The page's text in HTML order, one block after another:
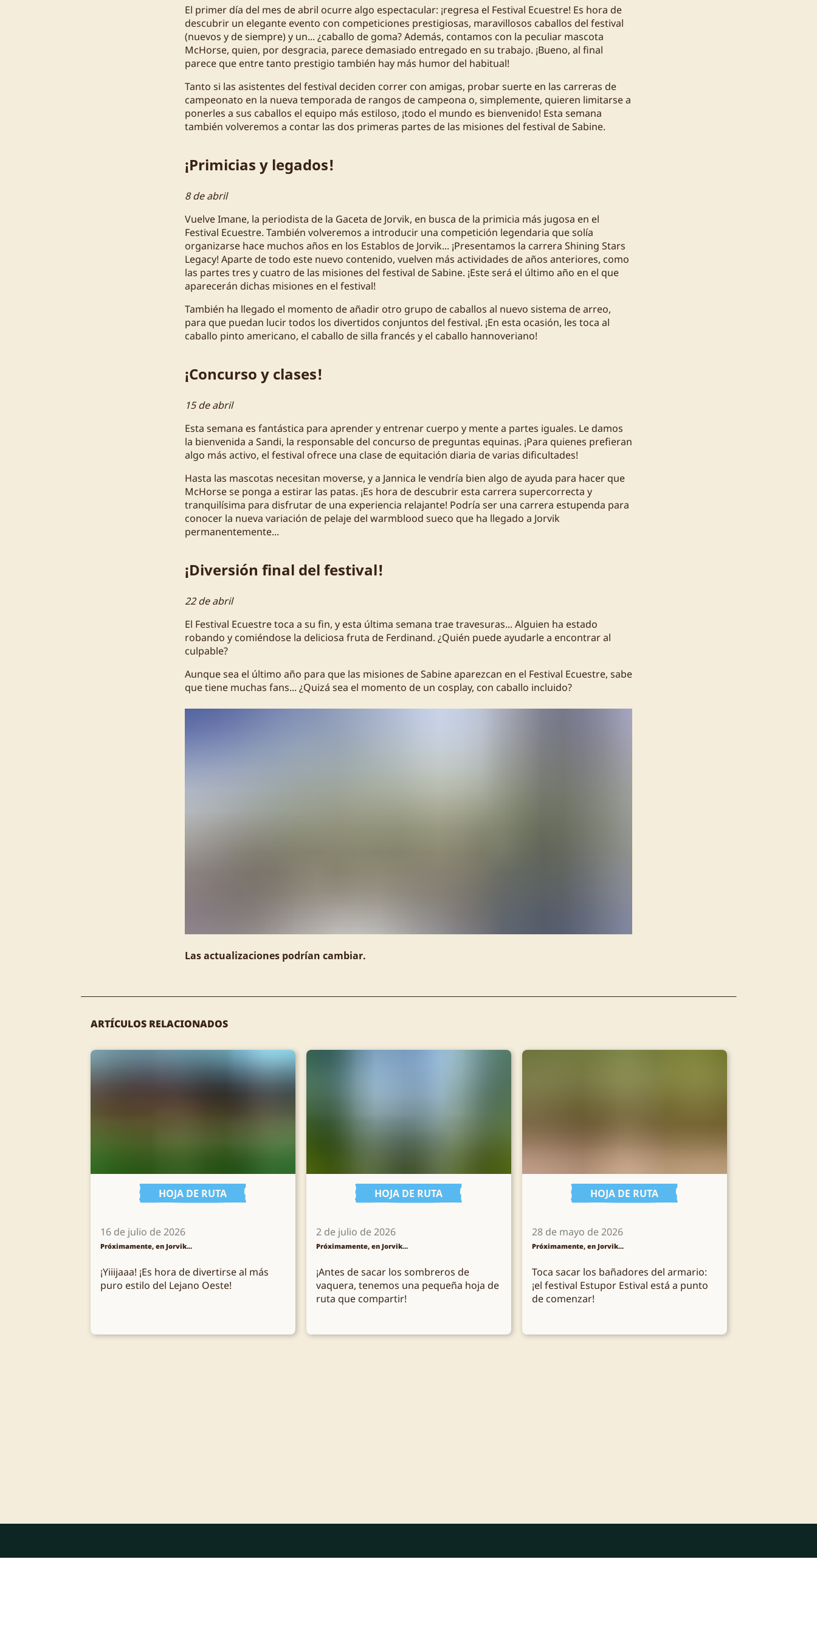
El primer día del mes de abril ocurre algo espectacular: ¡regresa el Festival Ecuestre! Es hora de
descubrir un elegante evento con competiciones prestigiosas, maravillosos caballos del festival
(nuevos y de siempre) y un... ¿caballo de goma? Además, contamos con la peculiar mascota
McHorse, quien, por desgracia, parece demasiado entregado en su trabajo. ¡Bueno, al final
parece que entre tanto prestigio también hay más humor del habitual!
Tanto si las asistentes del festival deciden correr con amigas, probar suerte en las carreras de
campeonato en la nueva temporada de rangos de campeona o, simplemente, quieren limitarse a
ponerles a sus caballos el equipo más estiloso, ¡todo el mundo es bienvenido! Esta semana
también volveremos a contar las dos primeras partes de las misiones del festival de Sabine.
¡Primicias y legados!
8 de abril
Vuelve Imane, la periodista de la Gaceta de Jorvik, en busca de la primicia más jugosa en el
Festival Ecuestre. También volveremos a introducir una competición legendaria que solía
organizarse hace muchos años en los Establos de Jorvik... ¡Presentamos la carrera Shining Stars
Legacy! Aparte de todo este nuevo contenido, vuelven más actividades de años anteriores, como
las partes tres y cuatro de las misiones del festival de Sabine. ¡Este será el último año en el que
aparecerán dichas misiones en el festival!
También ha llegado el momento de añadir otro grupo de caballos al nuevo sistema de arreo,
para que puedan lucir todos los divertidos conjuntos del festival. ¡En esta ocasión, les toca al
caballo pinto americano, el caballo de silla francés y el caballo hannoveriano!
¡Concurso y clases!
15 de abril
Esta semana es fantástica para aprender y entrenar cuerpo y mente a partes iguales. Le damos
la bienvenida a Sandi, la responsable del concurso de preguntas equinas. ¡Para quienes prefieran
algo más activo, el festival ofrece una clase de equitación diaria de varias dificultades!
Hasta las mascotas necesitan moverse, y a Jannica le vendría bien algo de ayuda para hacer que
McHorse se ponga a estirar las patas. ¡Es hora de descubrir esta carrera supercorrecta y
tranquilísima para disfrutar de una experiencia relajante! Podría ser una carrera estupenda para
conocer la nueva variación de pelaje del warmblood sueco que ha llegado a Jorvik
permanentemente...
¡Diversión final del festival!
22 de abril
El Festival Ecuestre toca a su fin, y esta última semana trae travesuras... Alguien ha estado
robando y comiéndose la deliciosa fruta de Ferdinand. ¿Quién puede ayudarle a encontrar al
culpable?
Aunque sea el último año para que las misiones de Sabine aparezcan en el Festival Ecuestre, sabe
que tiene muchas fans... ¿Quizá sea el momento de un cosplay, con caballo incluido?
Las actualizaciones podrían cambiar.
ARTÍCULOS RELACIONADOS
HOJA DE RUTA
16 de julio de 2026
Próximamente, en Jorvik...
¡Yiiijaaa! ¡Es hora de divertirse al más
puro estilo del Lejano Oeste!
HOJA DE RUTA
2 de julio de 2026
Próximamente, en Jorvik...
¡Antes de sacar los sombreros de
vaquera, tenemos una pequeña hoja de
ruta que compartir!
HOJA DE RUTA
28 de mayo de 2026
Próximamente, en Jorvik...
Toca sacar los bañadores del armario:
¡el festival Estupor Estival está a punto
de comenzar!